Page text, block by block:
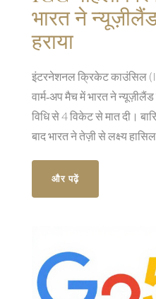
भारत ने
हराया
इंटरनेशनल क्रिकेट काउंसिल
वार्म‑अप मैच में भारत ने
विधि से 4 विकेट से मात दी।
बाद भारत ने तेज़ी से लक्ष्य
जगी।और पढ़ें